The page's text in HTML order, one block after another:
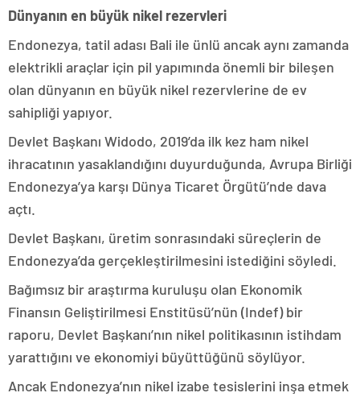
Dünyanın en büyük nikel rezervleri
Endonezya, tatil adası Bali ile ünlü ancak aynı zamanda
elektrikli araçlar için pil yapımında önemli bir bileşen
olan dünyanın en büyük nikel rezervlerine de ev
sahipliği yapıyor.
Devlet Başkanı Widodo, 2019’da ilk kez ham nikel
ihracatının yasaklandığını duyurduğunda, Avrupa Birliği
Endonezya’ya karşı Dünya Ticaret Örgütü’nde dava
açtı.
Devlet Başkanı, üretim sonrasındaki süreçlerin de
Endonezya’da gerçekleştirilmesini istediğini söyledi.
Bağımsız bir araştırma kuruluşu olan Ekonomik
Finansın Geliştirilmesi Enstitüsü’nün (Indef) bir
raporu, Devlet Başkanı’nın nikel politikasının istihdam
yarattığını ve ekonomiyi büyüttüğünü söylüyor.
Ancak Endonezya’nın nikel izabe tesislerini inşa etmek